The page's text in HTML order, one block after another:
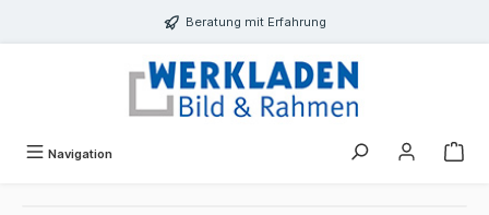
Beratung mit Erfahrung
Navigation